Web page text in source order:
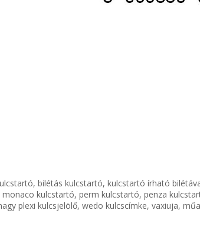
bilétás kulcstartó, kulcstartó írható
monaco kulcstartó, perm kulcstartó, penza
plexi kulcsjelölő, wedo kulcscímke, vaxiuja,